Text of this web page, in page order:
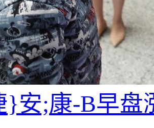
安;康-B早盘